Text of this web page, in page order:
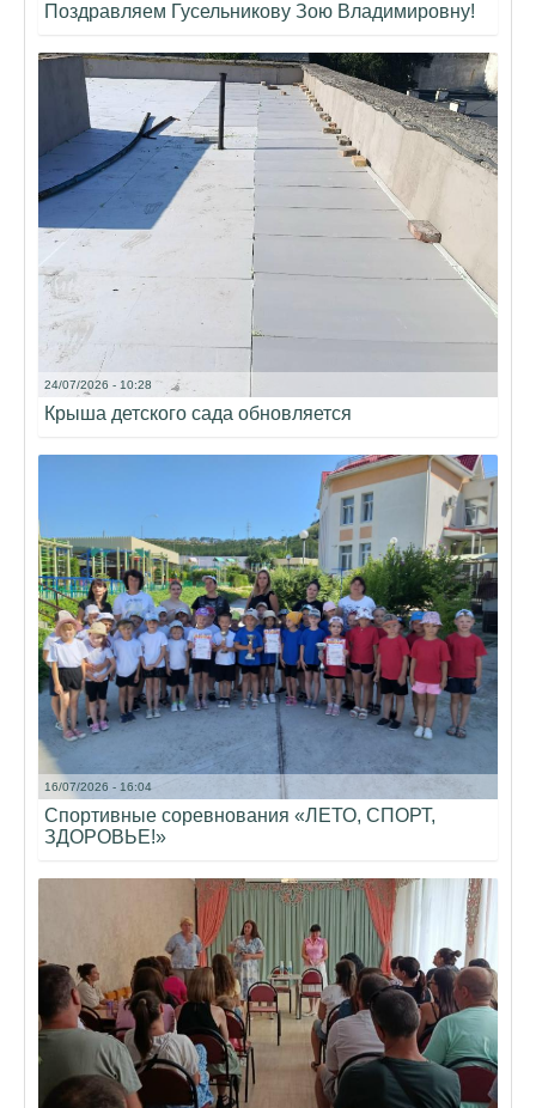
Поздравляем Гусельникову Зою Владимировну!
24/07/2026 - 10:28
Крыша детского сада обновляется
16/07/2026 - 16:04
Спортивные соревнования «ЛЕТО, СПОРТ,
ЗДОРОВЬЕ!»